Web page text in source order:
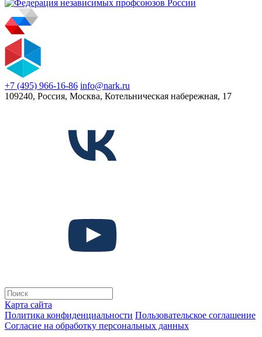
+7 (495) 966-16-86 info@nark.ru
109240, Россия, Москва, Котельническая набережная, 17
Карта сайта
Политика конфиденциальности Пользовательское соглашение
Согласие на обработку персональных данных